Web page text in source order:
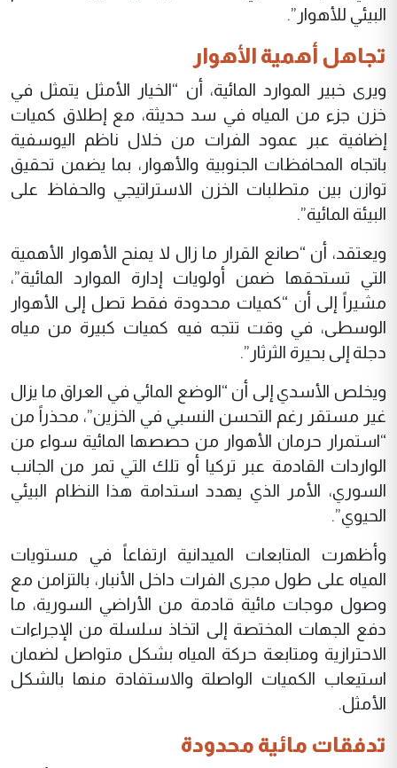
البيئي للأهوار”.
تجاهل أهمية الأهوار
ويرى خبير الموارد المائية، أن “الخيار الأمثل يتمثل في
خزن جزء من المياه في سد حديثة، مع إطلاق كميات
إضافية عبر عمود الفرات من خلال ناظم اليوسفية
باتجاه المحافظات الجنوبية والأهوار، بما يضمن تحقيق
توازن بين متطلبات الخزن الاستراتيجي والحفاظ على
البيئة المائية”.
ويعتقد، أن “صانع القرار ما زال لا يمنح الأهوار الأهمية
التي تستحقها ضمن أولويات إدارة الموارد المائية”،
مشيراً إلى أن “كميات محدودة فقط تصل إلى الأهوار
الوسطى، في وقت تتجه فيه كميات كبيرة من مياه
دجلة إلى بحيرة الثرثار”.
ويخلص الأسدي إلى أن “الوضع المائي في العراق ما يزال
غير مستقر رغم التحسن النسبي في الخزين”، محذراً من
“استمرار حرمان الأهوار من حصصها المائية سواء من
الواردات القادمة عبر تركيا أو تلك التي تمر من الجانب
السوري، الأمر الذي يهدد استدامة هذا النظام البيئي
الحيوي”.
وأظهرت المتابعات الميدانية ارتفاعاً في مستويات
المياه على طول مجرى الفرات داخل الأنبار، بالتزامن مع
وصول موجات مائية قادمة من الأراضي السورية، ما
دفع الجهات المختصة إلى اتخاذ سلسلة من الإجراءات
الاحترازية ومتابعة حركة المياه بشكل متواصل لضمان
استيعاب الكميات الواصلة والاستفادة منها بالشكل
الأمثل.
تدفقات مائية محدودة